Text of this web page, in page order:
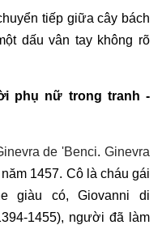
tiếp giữa cây bách
dấu vân tay không rõ
phụ nữ trong tranh -
de 'Benci.Ginevra
1457. Cô là cháu gái
giàu có, Giovanni di
1455), người đã làm